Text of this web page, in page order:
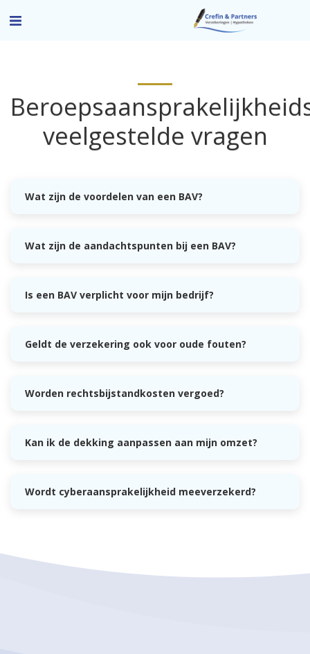
veelgestelde vragen
Wat zijn de voordelen van een BAV?
Wat zijn de aandachtspunten bij een BAV?
Is een BAV verplicht voor mijn bedrijf?
Geldt de verzekering ook voor oude fouten?
Worden rechtsbijstandkosten vergoed?
Kan ik de dekking aanpassen aan mijn omzet?
Wordt cyberaansprakelijkheid meeverzekerd?